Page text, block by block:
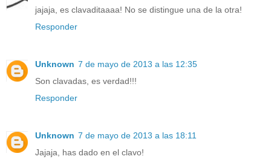
jajaja, es clavaditaaaa! No se distingue una de la otra!
Responder
Unknown 7 de mayo de 2013 a las 12:35
Son clavadas, es verdad!!!
Responder
Unknown 7 de mayo de 2013 a las 18:11
Jajaja, has dado en el clavo!